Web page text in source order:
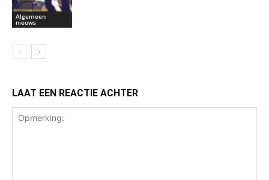
Algemeen
nieuws
LAAT EEN REACTIE ACHTER